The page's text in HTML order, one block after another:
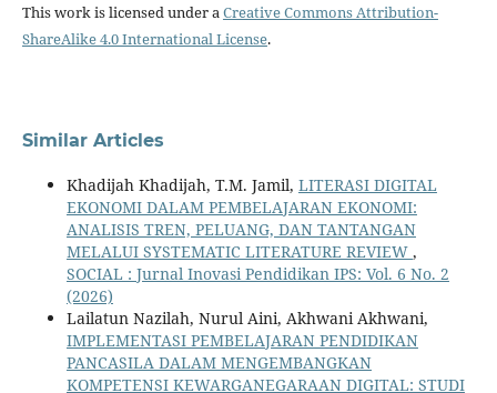
This work is licensed under aCreative Commons Attribution-
ShareAlike 4.0 International License.
Similar Articles
Khadijah Khadijah, T.M. Jamil, LITERASI DIGITAL
EKONOMI DALAM PEMBELAJARAN EKONOMI:
ANALISIS TREN, PELUANG, DAN TANTANGAN
MELALUI SYSTEMATIC LITERATURE REVIEW ,
SOCIAL : Jurnal Inovasi Pendidikan IPS: Vol. 6 No. 2
(2026)
Lailatun Nazilah, Nurul Aini, Akhwani Akhwani,
IMPLEMENTASI PEMBELAJARAN PENDIDIKAN
PANCASILA DALAM MENGEMBANGKAN
KOMPETENSI KEWARGANEGARAAN DIGITAL: STUDI